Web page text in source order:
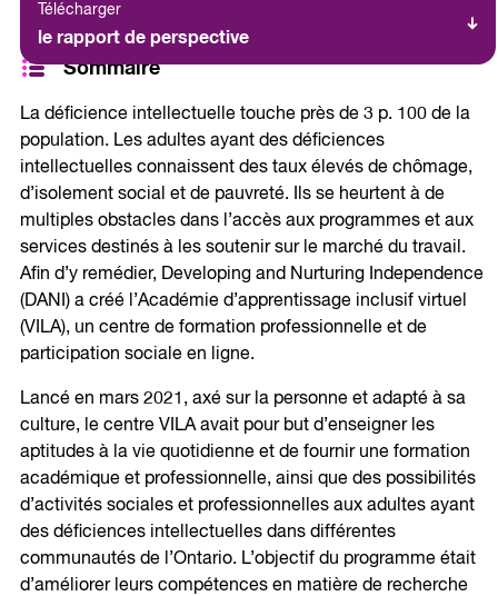
Télécharger
le rapport de perspective
Sommaire
La déficience intellectuelle touche près de 3 p. 100 de la
population. Les adultes ayant des déficiences
intellectuelles connaissent des taux élevés de chômage,
d’isolement social et de pauvreté. Ils se heurtent à de
multiples obstacles dans l’accès aux programmes et aux
services destinés à les soutenir sur le marché du travail.
Afin d’y remédier, Developing and Nurturing Independence
(DANI) a créé l’Académie d’apprentissage inclusif virtuel
(VILA), un centre de formation professionnelle et de
participation sociale en ligne.
Lancé en mars 2021, axé sur la personne et adapté à sa
culture, le centre VILA avait pour but d’enseigner les
aptitudes à la vie quotidienne et de fournir une formation
académique et professionnelle, ainsi que des possibilités
d’activités sociales et professionnelles aux adultes ayant
des déficiences intellectuelles dans différentes
communautés de l’Ontario. L’objectif du programme était
d’améliorer leurs compétences en matière de recherche